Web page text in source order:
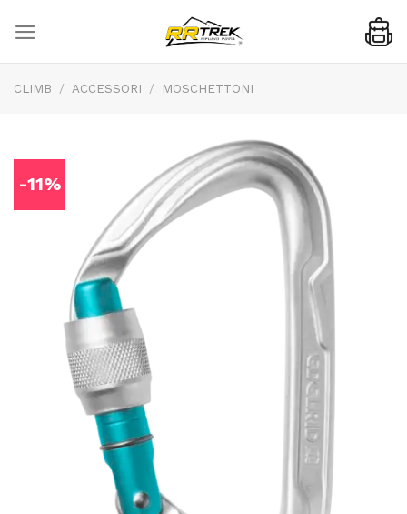
content
CLIMB / ACCESSORI / MOSCHETTONI
-11%